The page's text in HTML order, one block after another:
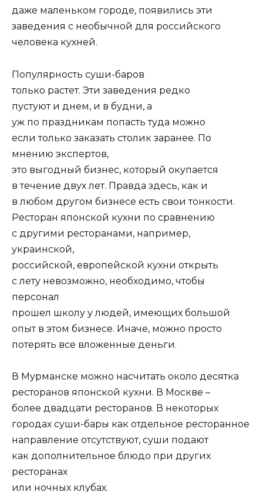
даже маленьком городе, появились эти
заведения с необычной для российского
человека кухней.
Популярность суши-баров
только растет. Эти заведения редко
пустуют и днем, и в будни, а
уж по праздникам попасть туда можно
если только заказать столик заранее. По
мнению экспертов,
это выгодный бизнес, который окупается
в течение двух лет. Правда здесь, как и
в любом другом бизнесе есть свои тонкости.
Ресторан японской кухни по сравнению
с другими ресторанами, например,
украинской,
российской, европейской кухни открыть
с лету невозможно, необходимо, чтобы
персонал
прошел школу у людей, имеющих большой
опыт в этом бизнесе. Иначе, можно просто
потерять все вложенные деньги.
В Мурманске можно насчитать около десятка
ресторанов японской кухни. В Москве –
более двадцати ресторанов. В некоторых
городах суши-бары как отдельное ресторанное
направление отсутствуют, суши подают
как дополнительное блюдо при других
ресторанах
или ночных клубах.